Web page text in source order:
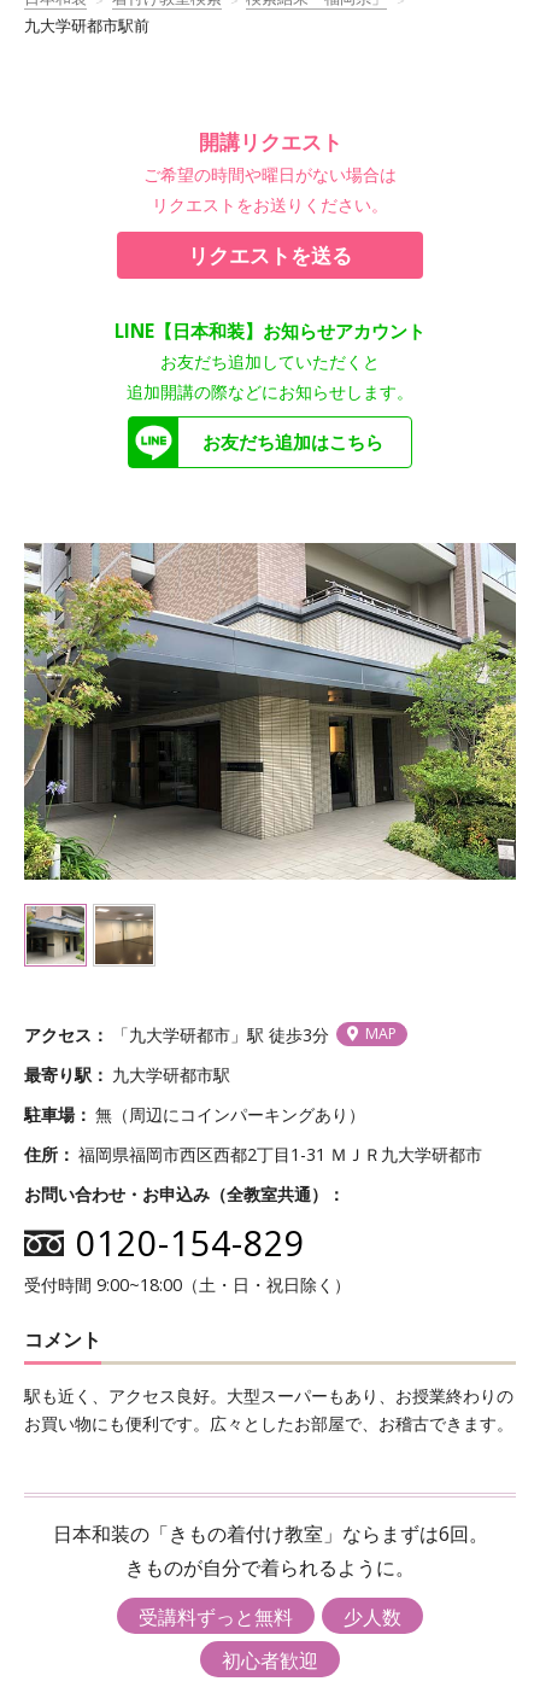
九大学研都市駅前
開講リクエスト
ご希望の時間や曜日がない場合は
リクエストをお送りください。
リクエストを送る
LINE【日本和装】お知らせアカウント
お友だち追加していただくと
追加開講の際などにお知らせします。
お友だち追加はこちら
アクセス 「九大学研都市」駅 徒歩3分 MAP
最寄り駅
九大学研都市駅
駐車場
無（周辺にコインパーキングあり）
住所
福岡県福岡市西区西都2丁目1-31 ＭＪＲ九大学研都市
お問い合わせ・お申込み（全教室共通）
0120-154-829
受付時間 9:00~18:00（土・日・祝日除く）
コメント
駅も近く、アクセス良好。大型スーパーもあり、お授業終わりの
お買い物にも便利です。広々としたお部屋で、お稽古できます。
日本和装の「きもの着付け教室」ならまずは6回。
きものが自分で着られるように。
受講料ずっと無料
少人数
初心者歓迎